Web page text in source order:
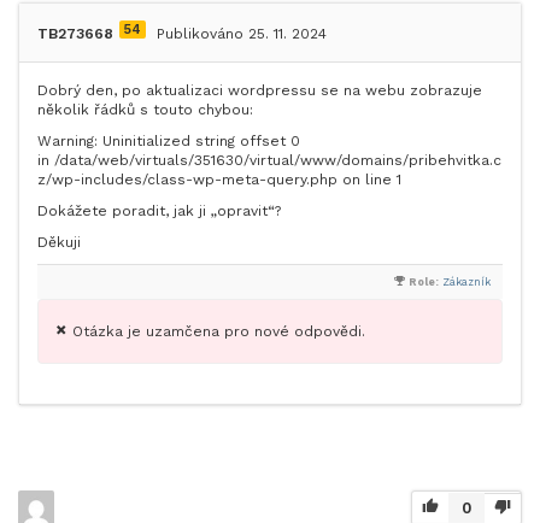
TB273668 54 Publikováno 25. 11. 2024
Dobrý den, po aktualizaci wordpressu se na webu zobrazuje
několik řádků s touto chybou:
Warning: Uninitialized string offset 0
in /data/web/virtuals/351630/virtual/www/domains/pribehvitka.c
z/wp-includes/class-wp-meta-query.php on line 1
Dokážete poradit, jak ji „opravit“?
Děkuji
Role: Zákazník
Otázka je uzamčena pro nové odpovědi.
0